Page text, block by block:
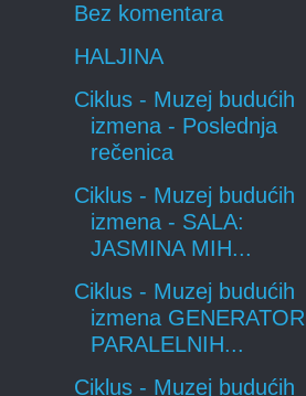
Bez komentara
HALJINA
Ciklus - Muzej budućih
izmena - Poslednja
rečenica
Ciklus - Muzej budućih
izmena - SALA:
JASMINA MIH...
Ciklus - Muzej budućih
izmena GENERATOR
PARALELNIH...
Ciklus - Muzej budućih